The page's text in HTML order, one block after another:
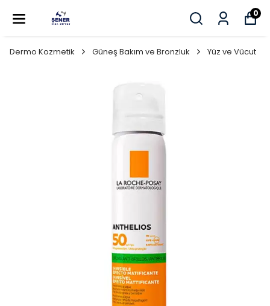
0
Dermo Kozmetik Güneş Bakım ve Bronzluk Yüz ve Vücut